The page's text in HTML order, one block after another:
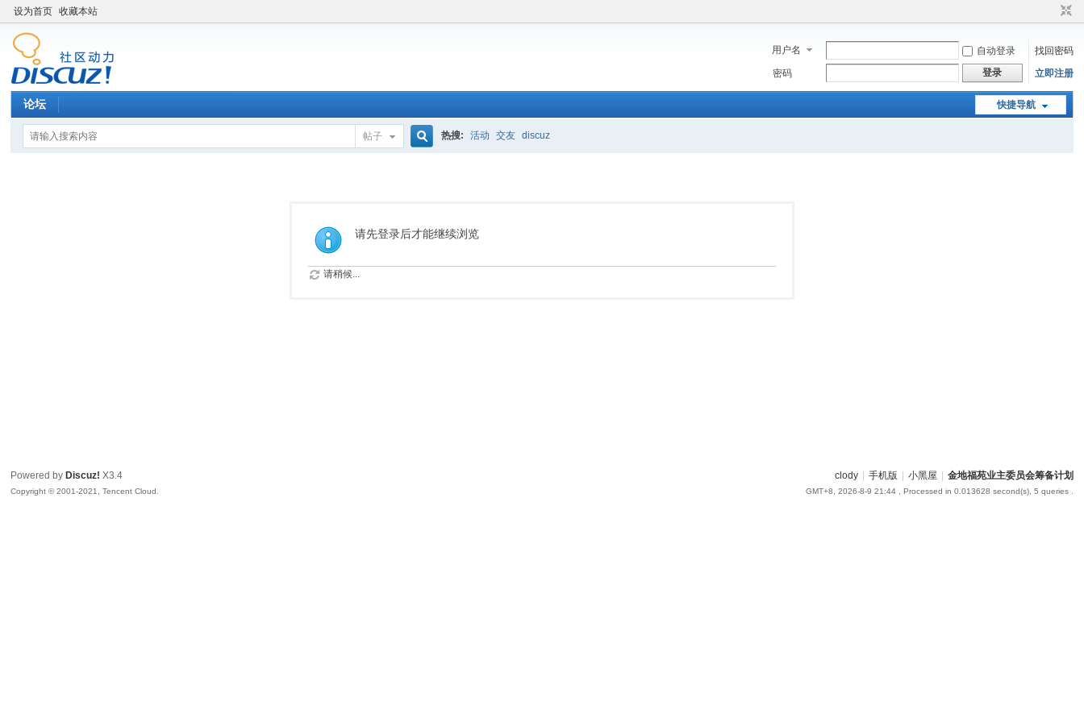
设为首页 收藏本站
用户名 自动登录
找回密码
密码
登录 立即注册
快捷导航
论坛
帖子
索
热搜: 活动 交友 discuz
请先登录后才能继续浏览
请稍候...
clody 手机版 小黑屋 金地福苑业主委员会筹备计划
GMT+8, 2026-8-9 21:44, Processed in 0.013628 second(s), 5 queries .
Powered by Discuz! X3.4
Copyright © 2001-2021, Tencent Cloud.